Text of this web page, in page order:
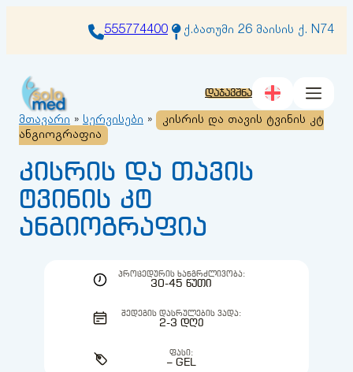
555774400 ქ.ბათუმი 26 მაისის ქ. N74
დაჯავშნა
მთავარი » სერვისები »
კისრის და თავის ტვინის კტ
ანგიოგრაფია
კისრის და თავის
ტვინის კტ
ანგიოგრაფია
ᲞᲠᲝᲪᲔᲓᲣᲠᲘᲡ ᲮᲐᲜᲒᲠᲫᲚᲘᲕᲝᲑᲐ:
30-45 ᲬᲣᲗᲘ
ᲨᲔᲓᲔᲒᲘᲡ ᲓᲐᲡᲠᲣᲚᲔᲑᲘᲡ ᲕᲐᲓᲐ:
2-3 ᲓᲦᲔ
ᲤᲐᲡᲘ:
– GEL